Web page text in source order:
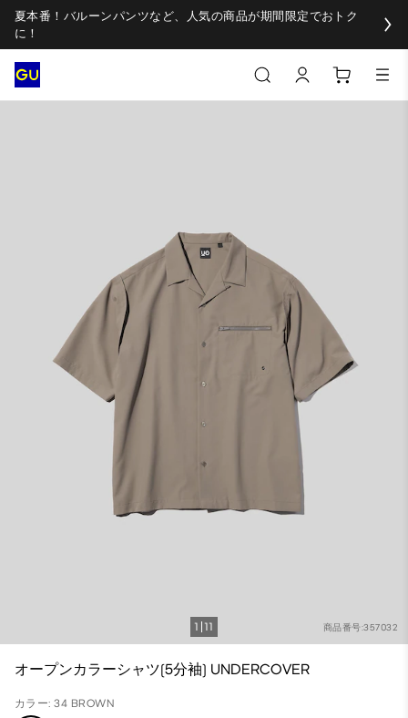
夏本番！バルーンパンツなど、人気の商品が期間限定でおトク
に！
商品番号:357032
1 11
オープンカラーシャツ(5分袖) UNDERCOVER
カラー: 34 BROWN